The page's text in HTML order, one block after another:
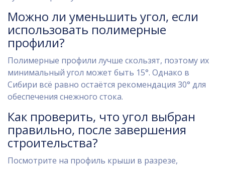
Можно ли уменьшить угол, если
использовать полимерные
профили?
Полимерные профили лучше скользят, поэтому их
минимальный угол может быть 15°. Однако в
Сибири всё равно остаётся рекомендация 30° для
обеспечения снежного стока.
Как проверить, что угол выбран
правильно, после завершения
строительства?
Посмотрите на профиль крыши в разрезе,